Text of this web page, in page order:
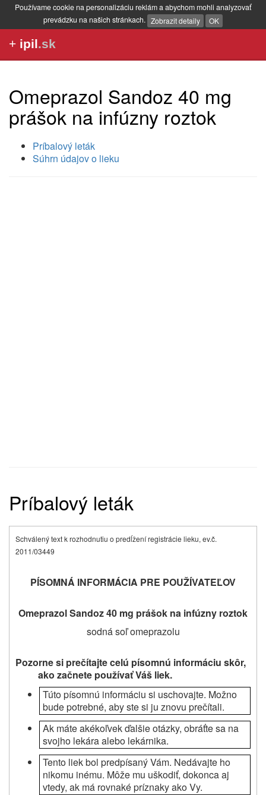
Používame cookie na personalizáciu reklám a abychom mohli analyzovať
prevádzku na našich stránkach. Zobrazit detaily OK
+ ipil.sk
Omeprazol Sandoz 40 mg
prášok na infúzny roztok
Príbalový leták
Súhrn údajov o lieku
Príbalový leták
Schválený text k rozhodnutiu o predĺžení registrácie lieku, ev.č.
2011/03449
PÍSOMNÁ INFORMÁCIA PRE POUŽÍVATEĽOV
Omeprazol Sandoz 40 mg prášok na infúzny roztok
sodná soľ omeprazolu
Pozorne si prečítajte celú písomnú informáciu skôr,
ako začnete používaťVáš liek.
Túto písomnú informáciu si uschovajte. Možno
bude potrebné, aby ste si ju znovu prečítali.
Ak máte akékoľvek ďalšie otázky, obráťte sa na
svojho lekára alebo lekárnika.
Tento liek bol predpísaný Vám. Nedávajte ho
nikomu inému. Môže mu uškodiť, dokonca aj
vtedy, ak má rovnaké príznaky ako Vy.